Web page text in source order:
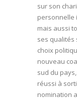
sur son
personnelle
mais aussi
ses qualités
choix
nouveau
sud du
réussi à
nomination